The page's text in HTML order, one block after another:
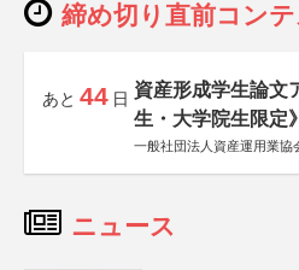
締め切り直前コンテ
あと 44 日 資産形成学生論文
生・大学院生限定》
一般社団法人資産運用業協
ニュース